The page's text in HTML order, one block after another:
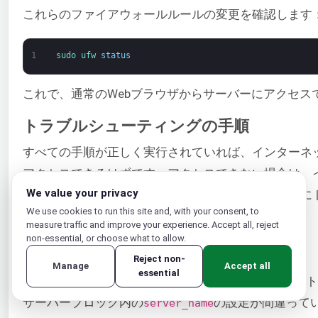
これらのファイアウォールルールの変更を確認します
1 sudo ufw status
これで、通常のWebブラウザからサーバーにアクセス
トラブルシューティングの手順
すべての手順が正しく実行されていれば、インター
アクセスできるはずです。アクセスできない場合は
たことを示しています。問題の原因を特定するため
あります。
Nginxがデフォルトページを表示する
Nginxがアプリケーションプロキシではなくデフォル
サーバーブロック内のserver_nameの設定が間違って
We value your privacy
We use cookies to run this site and, with your consent, to
measure traffic and improve your experience. Accept all, reject
non-essential, or choose what to allow.
Manage
Reject non-
essential
Accept all